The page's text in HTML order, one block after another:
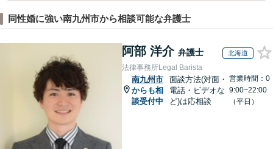
同性婚に強い南九州市から相談可能な弁護士
阿部 洋介 弁護士 北海道
法律事務所Legal Barista
南九州市
からも相
談受付中
面談方法(対面・
電話・ビデオな
ど)は応相談
営業時間：0
9:00~22:00
（平日）